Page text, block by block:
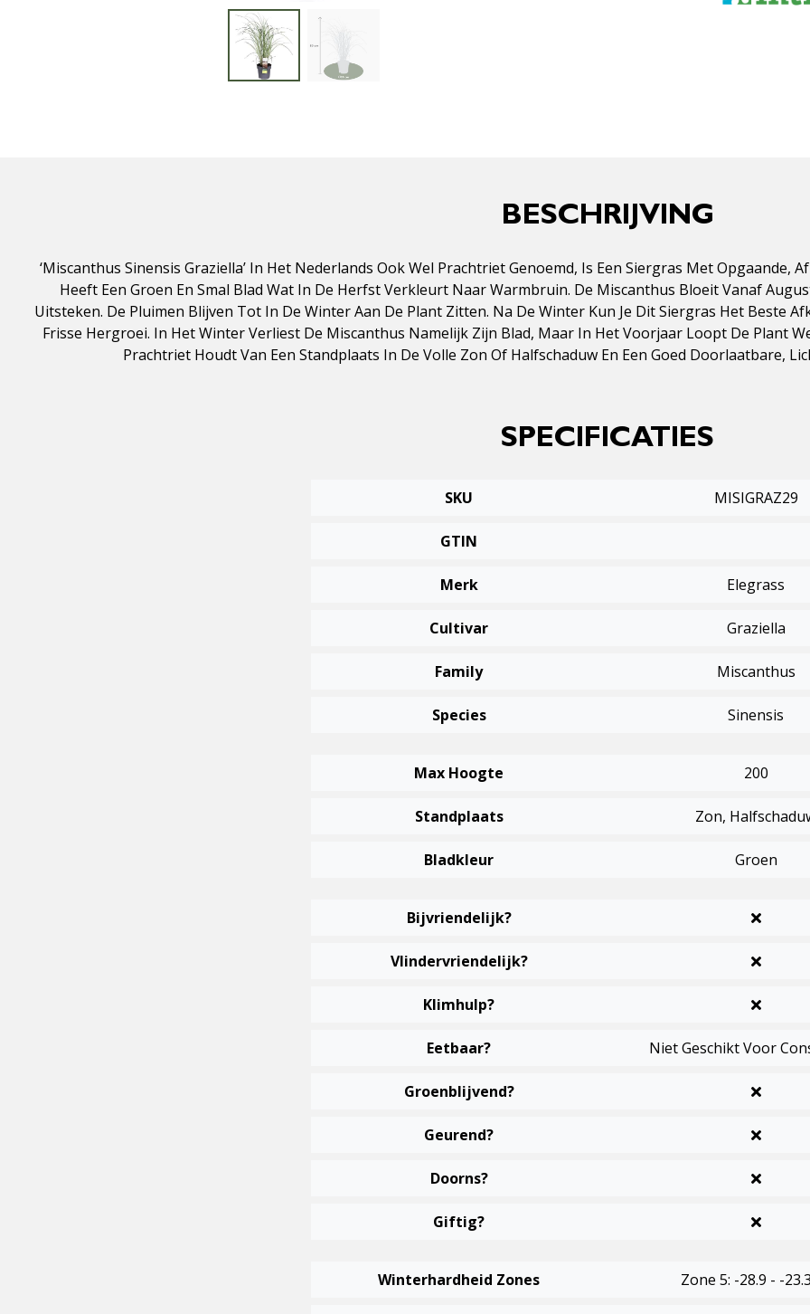
BESCHRIJVING
‘Miscanthus Sinensis Graziella’ In Het Nederlands Ook Wel Prachtriet Genoemd, Is Een Siergras Met Opgaande,
Heeft Een Groen En Smal Blad Wat In De Herfst Verkleurt Naar Warmbruin. De Miscanthus Bloeit Vanaf
Uitsteken. De Pluimen Blijven Tot In De Winter Aan De Plant Zitten. Na De Winter Kun Je Dit Siergras Het Beste
Frisse Hergroei. In Het Winter Verliest De Miscanthus Namelijk Zijn Blad, Maar In Het Voorjaar Loopt De Plant
Prachtriet Houdt Van Een Standplaats In De Volle Zon Of Halfschaduw En Een Goed Doorlaatbare,
SPECIFICATIES
SKU MISIGRAZ29
GTIN
Merk Elegrass
Cultivar Graziella
Family Miscanthus
Species Sinensis
Max Hoogte 200
Standplaats Zon,
Bladkleur Groen
Bijvriendelijk?
Vlindervriendelijk?
Klimhulp?
Eetbaar? Niet Geschikt Voor
Groenblijvend?
Geurend?
Doorns?
Giftig?
Winterhardheid Zones Zone 5: -28.9 - -